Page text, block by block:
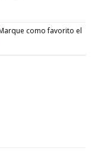
como favorito el